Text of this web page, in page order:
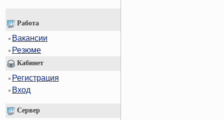
Работа
Вакансии
Резюме
Кабинет
Регистрация
Вход
Сервер